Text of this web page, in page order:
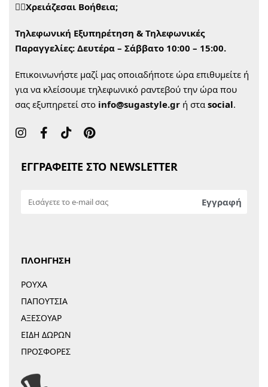
🙋‍♀️Χρειάζεσαι Βοήθεια;
Τηλεφωνική Εξυπηρέτηση & Τηλεφωνικές
Παραγγελίες: Δευτέρα – Σάββατο 10:00 – 15:00.
Επικοινωνήστε μαζί μας οποιαδήποτε ώρα επιθυμείτε ή
για να κλείσουμε τηλεφωνικό ραντεβού την ώρα που
σας εξυπηρετεί στο info@sugastyle.gr ή στα social.
ΕΓΓΡΑΦΕΙΤΕ ΣΤΟ NEWSLETTER
ΠΛΟΗΓΗΣΗ
ΡΟΥΧΑ
ΠΑΠΟΥΤΣΙΑ
ΑΞΕΣΟΥΑΡ
ΕΙΔΗ ΔΩΡΩΝ
ΠΡΟΣΦΟΡΕΣ